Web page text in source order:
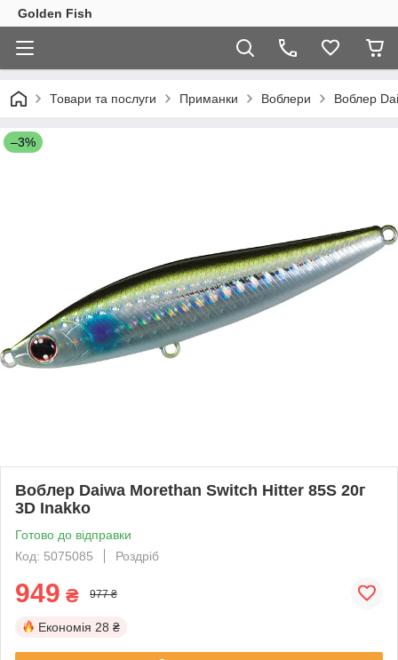
Golden Fish
Товари та послуги Приманки Воблери Воблер
–3%
Воблер Daiwa Morethan Switch Hitter 85S 20г
3D Inakko
Готово до відправки
Код: 5075085
Роздріб
949 ₴ 977 ₴
Економія 28 ₴